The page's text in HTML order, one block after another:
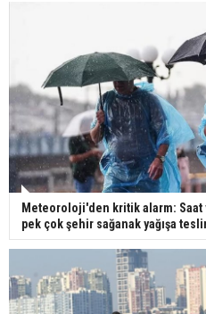
Meteoroloji'den kritik alarm: Saat
pek çok şehir sağanak yağışa